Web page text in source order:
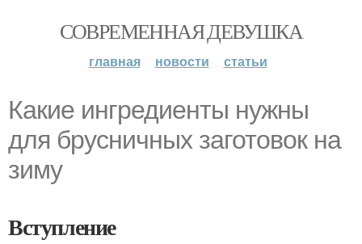
СОВРЕМЕННАЯ ДЕВУШКА
главная новости статьи
Какие ингредиенты нужны
для брусничных заготовок на
зиму
Вступление